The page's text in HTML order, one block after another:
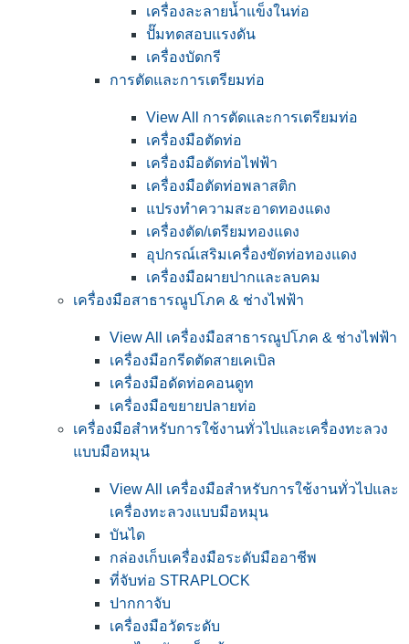
เครื่องละลายน้ำแข็งในท่อ
ปั๊มทดสอบแรงดัน
เครื่องบัดกรี
การตัดและการเตรียมท่อ
View All การตัดและการเตรียมท่อ
เครื่องมือตัดท่อ
เครื่องมือตัดท่อไฟฟ้า
เครื่องมือตัดท่อพลาสติก
แปรงทำความสะอาดทองแดง
เครื่องตัด/เตรียมทองแดง
อุปกรณ์เสริมเครื่องขัดท่อทองแดง
เครื่องมือผายปากและลบคม
เครื่องมือสาธารณูปโภค & ช่างไฟฟ้า
View All เครื่องมือสาธารณูปโภค & ช่างไฟฟ้า
เครื่องมือกรีดตัดสายเคเบิล
เครื่องมือดัดท่อคอนดูท
เครื่องมือขยายปลายท่อ
เครื่องมือสำหรับการใช้งานทั่วไปและเครื่องทะลวง
แบบมือหมุน
View All เครื่องมือสำหรับการใช้งานทั่วไปและ
เครื่องทะลวงแบบมือหมุน
บันได
กล่องเก็บเครื่องมือระดับมืออาชีพ
ที่จับท่อ STRAPLOCK
ปากกาจับ
เครื่องมือวัดระดับ